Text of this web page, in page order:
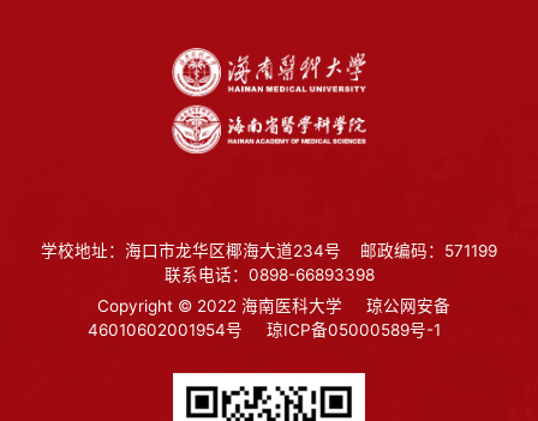
学校地址：海口市龙华区椰海大道234号
邮政编码：571199
联系电话：0898-66893398
Copyright © 2022 海南医科大学
琼公网安备
46010602001954号
琼ICP备05000589号-1